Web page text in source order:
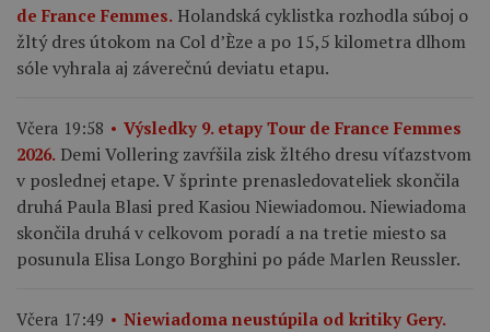
de France Femmes. Holandská cyklistka rozhodla súboj o
žltý dres útokom na Col d’Èze a po 15,5 kilometra dlhom
sóle vyhrala aj záverečnú deviatu etapu.
Včera 19:58
Výsledky 9. etapy Tour de France Femmes
2026. Demi Vollering zavŕšila zisk žltého dresu víťazstvom
v poslednej etape. V šprinte prenasledovateliek skončila
druhá Paula Blasi pred Kasiou Niewiadomou. Niewiadoma
skončila druhá v celkovom poradí a na tretie miesto sa
posunula Elisa Longo Borghini po páde Marlen Reussler.
Včera 17:49
Niewiadoma neustúpila od kritiky Gery.